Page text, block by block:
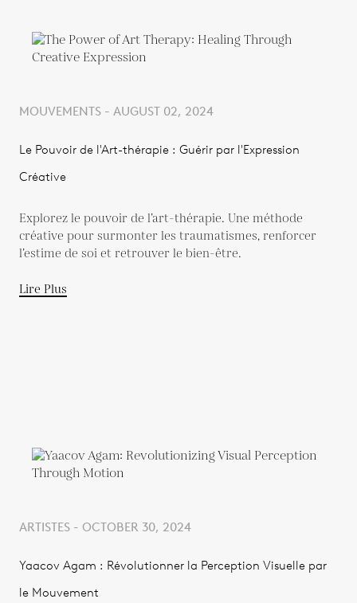
MOUVEMENTS - AUGUST 02, 2024
Le Pouvoir de l'Art-thérapie : Guérir par l'Expression
Créative
Explorez le pouvoir de l’art-thérapie. Une méthode
créative pour surmonter les traumatismes, renforcer
l’estime de soi et retrouver le bien-être.
Lire Plus
ARTISTES - OCTOBER 30, 2024
Yaacov Agam : Révolutionner la Perception Visuelle par
le Mouvement